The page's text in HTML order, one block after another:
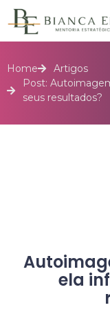
Home
Artigos
Post:
seus resultados?
ela